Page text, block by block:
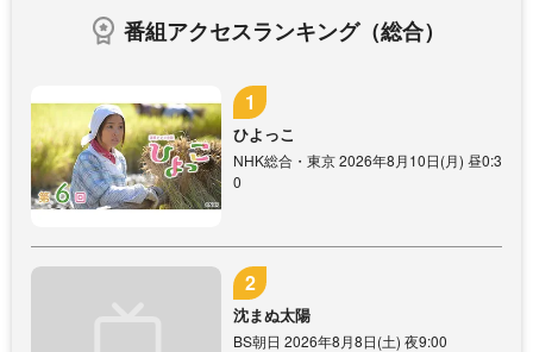
番組アクセスランキング（総合）
ひよっこ
NHK総合・東京 2026年8月10日(月) 昼0:3
0
沈まぬ太陽
BS朝日 2026年8月8日(土) 夜9:00